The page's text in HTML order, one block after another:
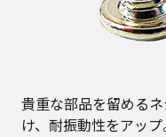
貴重な部品を留める
け、耐振動性をアッ